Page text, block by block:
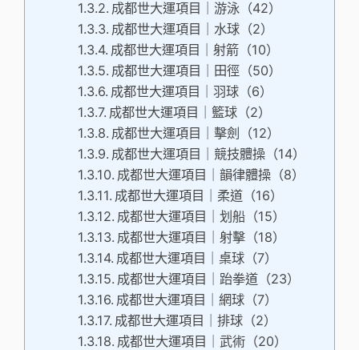
成都世大運項目｜游泳（42）
成都世大運項目｜水球（2）
成都世大運項目｜射箭（10）
成都世大運項目｜田徑（50）
成都世大運項目｜羽球（6）
成都世大運項目｜籃球（2）
成都世大運項目｜擊劍（12）
成都世大運項目｜競技體操（14）
成都世大運項目｜韻律體操（8）
成都世大運項目｜柔道（16）
成都世大運項目｜划船（15）
成都世大運項目｜射擊（18）
成都世大運項目｜桌球（7）
成都世大運項目｜跆拳道（23）
成都世大運項目｜網球（7）
成都世大運項目｜排球（2）
成都世大運項目｜武術（20）